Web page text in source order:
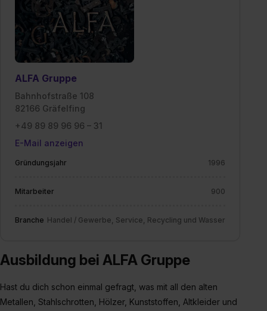
ALFA Gruppe
Bahnhofstraße 108
82166 Gräfelfing
+49 89 89 96 96 – 31
E-Mail anzeigen
Gründungsjahr 1996
Mitarbeiter 900
Branche Handel / Gewerbe, Service, Recycling und Wasser
Ausbildung bei ALFA Gruppe
Hast du dich schon einmal gefragt, was mit all den alten
Metallen, Stahlschrotten, Hölzer, Kunststoffen, Altkleider und